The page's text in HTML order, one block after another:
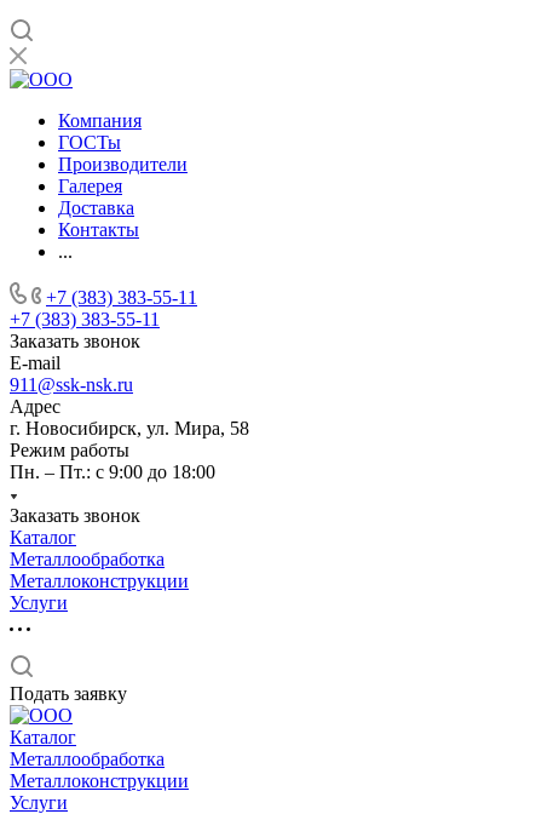
Компания
ГОСТы
Производители
Галерея
Доставка
Контакты
...
+7 (383) 383-55-11
+7 (383) 383-55-11
Заказать звонок
E-mail
911@ssk-nsk.ru
Адрес
г. Новосибирск, ул. Мира, 58
Режим работы
Пн. – Пт.: с 9:00 до 18:00
Заказать звонок
Каталог
Металлообработка
Металлоконструкции
Услуги
Подать заявку
Каталог
Металлообработка
Металлоконструкции
Услуги